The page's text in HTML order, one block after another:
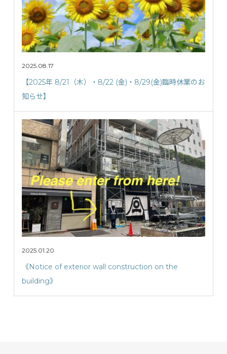
2025.08.17
【2025年 8/21（木）・8/22 (金)・8/29(金)臨時休業のお
知らせ】
2025.01.20
《Notice of exterior wall construction on the
building》